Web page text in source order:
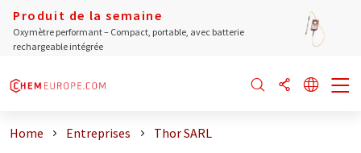
Produit de la semaine
Oxymètre performant – Compact, portable, avec batterie
rechargeable intégrée
Home Entreprises Thor SARL